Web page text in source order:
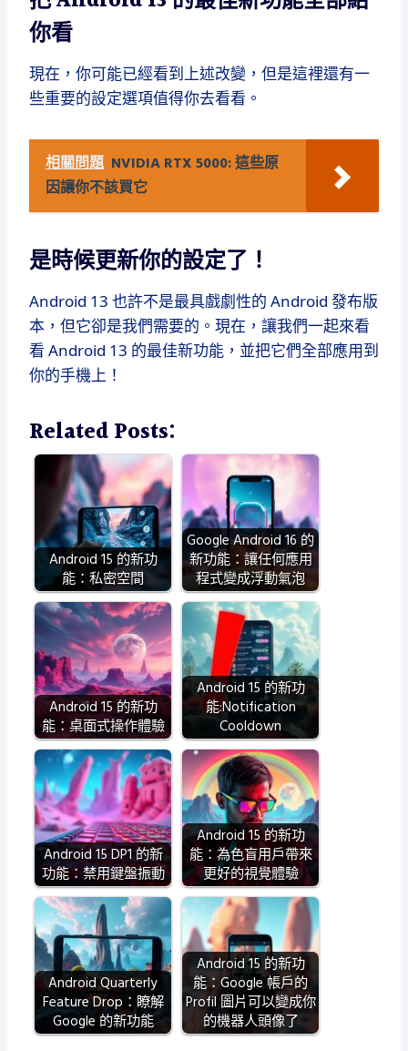
你看
現在，你可能已經看到上述改變，但是這裡還有一
些重要的設定選項值得你去看看。
相關問題 NVIDIA RTX 5000: 這些原
因讓你不該買它
是時候更新你的設定了！
Android 13 也許不是最具戲劇性的 Android 發布版
本，但它卻是我們需要的。現在，讓我們一起來看
看 Android 13 的最佳新功能，並把它們全部應用到
你的手機上！
Related Posts:
Android 15 的新功
能：私密空間
Google Android 16 的
新功能：讓任何應用
程式變成浮動氣泡
Android 15 的新功
能：桌面式操作體驗
Android 15 的新功
能:Notification
Cooldown
Android 15 DP1 的新
功能：禁用鍵盤振動
Android 15 的新功
能：為色盲用戶帶來
更好的視覺體驗
Android Quarterly
Feature Drop：瞭解
Google 的新功能
Android 15 的新功
能：Google 帳戶的
Profil 圖片可以變成你
的機器人頭像了